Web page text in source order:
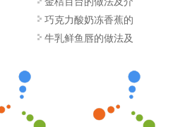
巧克力酸奶冻香蕉的
牛乳鲜鱼唇的做法及